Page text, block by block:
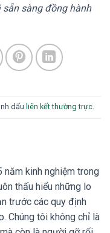
sàng đồng hành
dấu liên kết thường trực.
năm kinh nghiệm trong
thấu hiểu những lo
trước các quy định
Chúng tôi không chỉ là